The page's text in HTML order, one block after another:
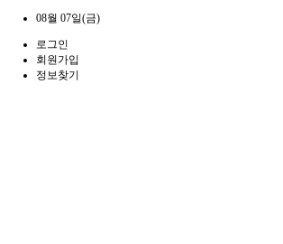
08월 07일(금)
로그인
회원가입
정보찾기